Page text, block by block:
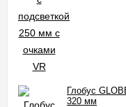
Глобус
320 мм